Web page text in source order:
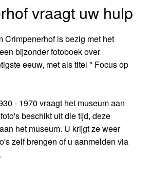
vraagt uw hulp
Crimpenerhof is bezig met het
bijzonder fotoboek over
eeuw, met als titel " Focus op
- 1970 vraagt het museum aan
beschikt uit die tijd, deze
het museum. U krijgt ze weer
zelf brengen of u aanmelden via